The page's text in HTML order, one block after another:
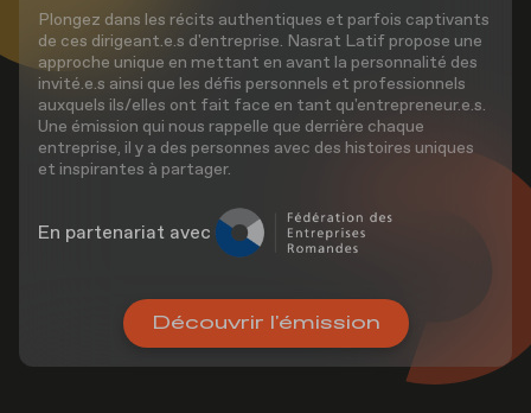
Plongez dans les récits authentiques et parfois captivants
de ces dirigeant.e.s d'entreprise. Nasrat Latif propose une
approche unique en mettant en avant la personnalité des
invité.e.s ainsi que les défis personnels et professionnels
auxquels ils/elles ont fait face en tant qu'entrepreneur.e.s.
Une émission qui nous rappelle que derrière chaque
entreprise, il y a des personnes avec des histoires uniques
et inspirantes à partager.
En partenariat avec
Découvrir l'émission